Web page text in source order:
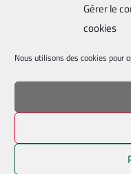
Gérer le
cookies
Nous utilisons des cookies pour
Pays de Lesneven
légales–